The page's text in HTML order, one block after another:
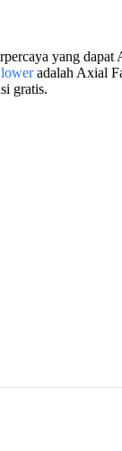
yang dapat
adalah Axial
gratis.